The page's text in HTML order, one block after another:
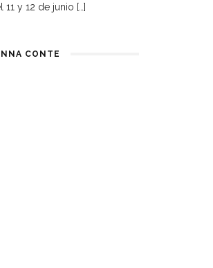
y 12 de junio […]
CONTE